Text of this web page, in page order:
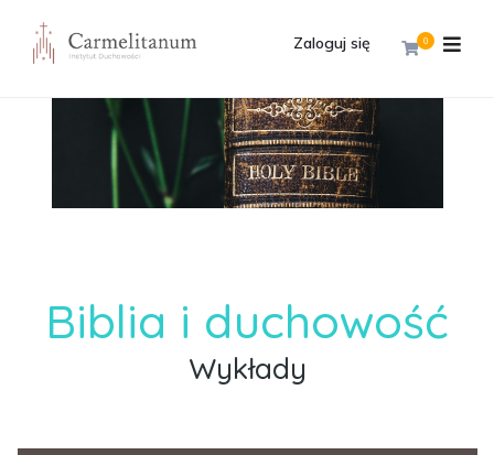
0
Zaloguj się
Biblia i duchowość
Wykłady